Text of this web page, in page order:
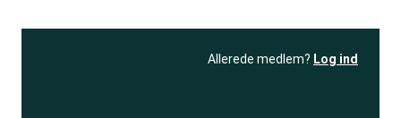
Allerede medlem? Log ind